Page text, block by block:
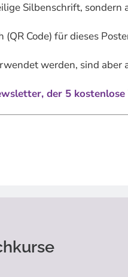
Silbenschrift,
Code) für dieses
werden, sind
der 5